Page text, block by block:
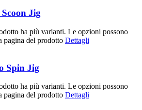
Jig
ha più varianti. Le opzioni possono
pagina del prodotto Dettagli
Spin Jig
ha più varianti. Le opzioni possono
pagina del prodotto Dettagli